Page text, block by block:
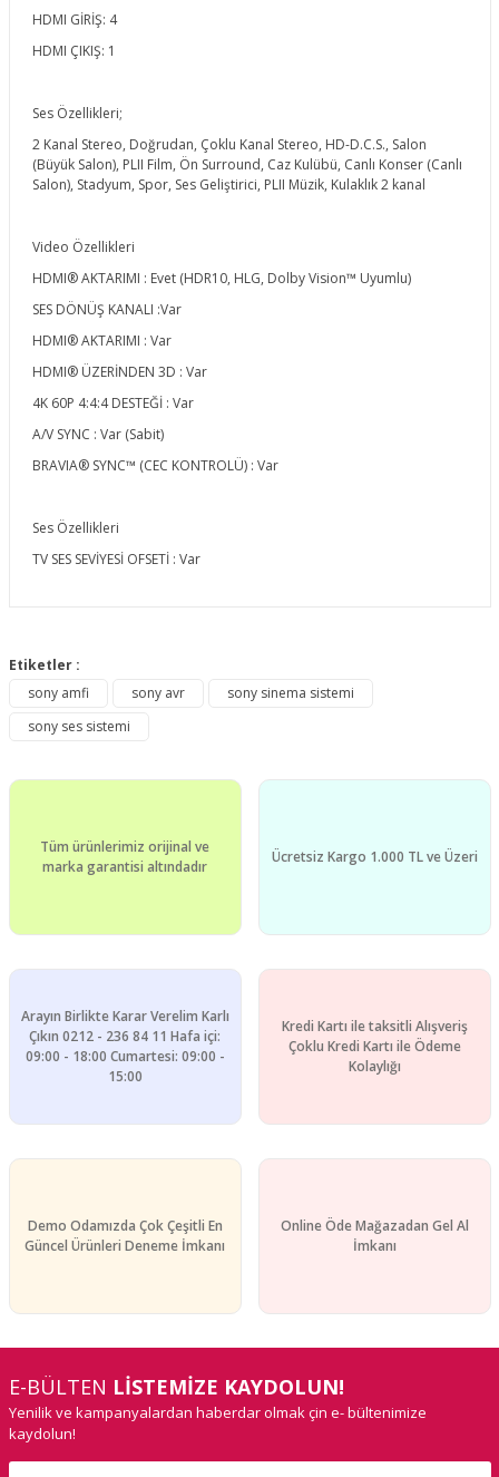
HDMI GİRİŞ: 4
HDMI ÇIKIŞ: 1
Ses Özellikleri;
2 Kanal Stereo, Doğrudan, Çoklu Kanal Stereo, HD-D.C.S., Salon
(Büyük Salon), PLII Film, Ön Surround, Caz Kulübü, Canlı Konser (Canlı
Salon), Stadyum, Spor, Ses Geliştirici, PLII Müzik, Kulaklık 2 kanal
Video Özellikleri
HDMI® AKTARIMI : Evet (HDR10, HLG, Dolby Vision™ Uyumlu)
SES DÖNÜŞ KANALI :Var
HDMI® AKTARIMI : Var
HDMI® ÜZERİNDEN 3D : Var
4K 60P 4:4:4 DESTEĞİ : Var
A/V SYNC : Var (Sabit)
BRAVIA® SYNC™ (CEC KONTROLÜ) : Var
Ses Özellikleri
TV SES SEVİYESİ OFSETİ : Var
konularda yetersiz gördüğünüz noktaları öneri formunu
Görüş ve önerileriniz için teşekkür ederiz.
Ürün açıklamasında eksik bilgiler bulunuyor.
Ürün fiyatı diğer sitelerden daha pahalı.
Etiketler :
sony amfi
sony avr
sony sinema sistemi
sony ses sistemi
Tüm ürünlerimiz orijinal ve
marka garantisi altındadır
Ücretsiz Kargo 1.000 TL ve Üzeri
Arayın Birlikte Karar Verelim Karlı
Çıkın 0212 - 236 84 11 Hafa içi:
09:00 - 18:00 Cumartesi: 09:00 -
15:00
Kredi Kartı ile taksitli Alışveriş
Çoklu Kredi Kartı ile Ödeme
Kolaylığı
Demo Odamızda Çok Çeşitli En
Güncel Ürünleri Deneme İmkanı
Online Öde Mağazadan Gel Al
İmkanı
E-BÜLTEN LİSTEMİZE KAYDOLUN!
Yenilik ve kampanyalardan haberdar olmak çin e- bültenimize
kaydolun!